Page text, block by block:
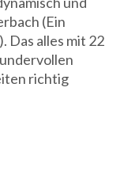
(Ein
Das alles mit 22
richtig